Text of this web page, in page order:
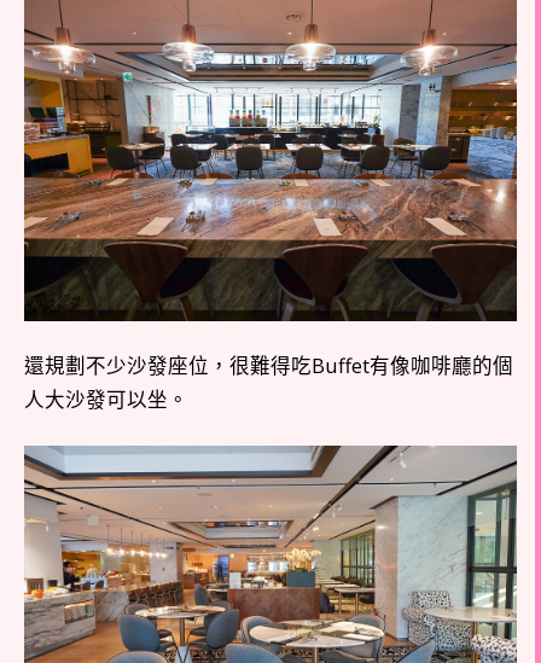
還規劃不少沙發座位，很難得吃Buffet有像咖啡廳的個
人大沙發可以坐。